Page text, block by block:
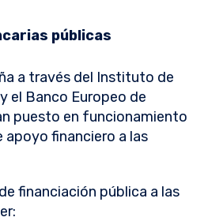
públicas
a través del Instituto de
el Banco Europeo de
puesto en funcionamiento
apoyo financiero a las
financiación pública a las